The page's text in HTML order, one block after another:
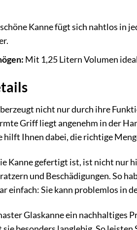
Kanne fügt sich nahtlos in
Mit 1,25 Litern Volumen
nicht nur durch ihre
Griff liegt angenehm in der
hilft Ihnen dabei, die richtige
Kanne gefertigt ist, ist nicht nur
und Beschädigungen. So
einfach: Sie kann problemlos in
Glaskanne ein